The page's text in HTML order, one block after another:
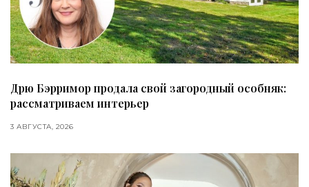
Дрю Бэрримор продала свой загородный особняк:
рассматриваем интерьер
3 АВГУСТА, 2026